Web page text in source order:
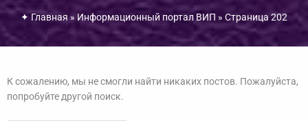
✦ Главная» Информационный портал ВИП » Страница 202
К сожалению, мы не смогли найти никаких постов. Пожалуйста,
попробуйте другой поиск.